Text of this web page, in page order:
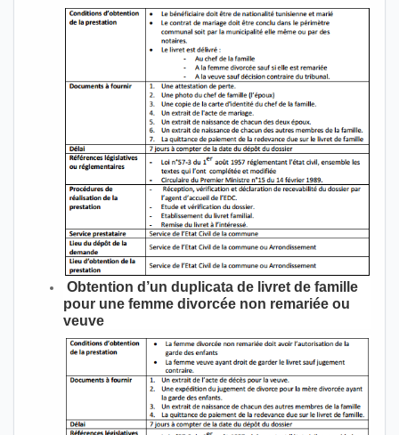
Obtention d’un duplicata de livret de famille
pour une femme divorcée non remariée ou
veuve